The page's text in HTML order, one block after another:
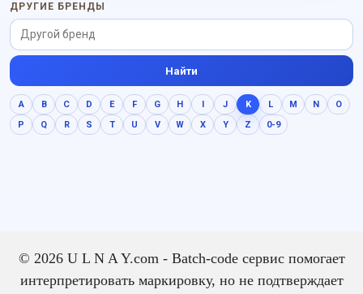
ДРУГИЕ БРЕНДЫ
Найти
A B C D E F G H I J K L M N
O
P
Q R S T U V W X Y Z 0-9
© 2026 U L N A Y.com - Batch-code сервис помогает
интерпретировать маркировку, но не подтверждает